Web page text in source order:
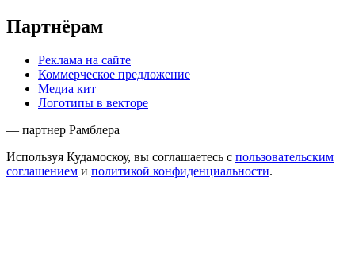
Партнёрам
Реклама на сайте
Коммерческое предложение
Медиа кит
Логотипы в векторе
— партнер Рамблера
Используя Кудамоскоу, вы соглашаетесь с пользовательским
соглашением и политикой конфиденциальности.